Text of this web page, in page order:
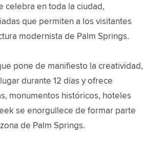
celebra en toda la ciudad,
que permiten a los visitantes
modernista de Palm Springs.
pone de manifiesto la creatividad,
durante 12 días y ofrece
monumentos históricos, hoteles
se enorgullece de formar parte
de Palm Springs.